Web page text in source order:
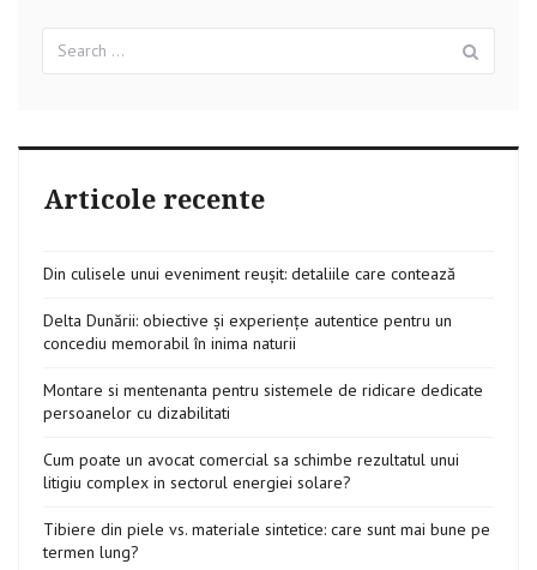
for:
Articole recente
Din culisele unui eveniment reușit: detaliile care contează
Delta Dunării: obiective și experiențe autentice pentru un
concediu memorabil în inima naturii
Montare si mentenanta pentru sistemele de ridicare dedicate
persoanelor cu dizabilitati
Cum poate un avocat comercial sa schimbe rezultatul unui
litigiu complex in sectorul energiei solare?
Tibiere din piele vs. materiale sintetice: care sunt mai bune pe
termen lung?